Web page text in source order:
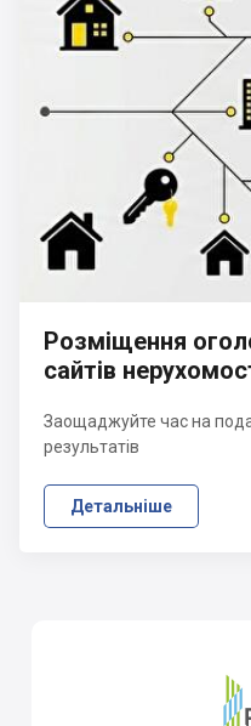
Розміщення
сайтів
Заощаджуйте час на
результатів
Детальніше